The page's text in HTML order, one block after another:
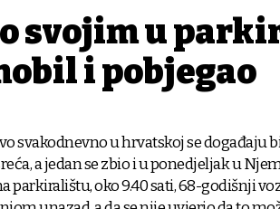
svojim u
i pobjegao
svakodnevno u hrvatskoj se događaju
a jedan se zbio i u ponedjeljak u
parkiralištu, oko 9.40 sati, 68-godišnji